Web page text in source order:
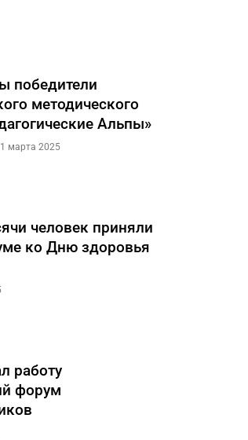
победители
методического
Альпы»
марта 2025
человек приняли
ко Дню здоровья
работу
форум